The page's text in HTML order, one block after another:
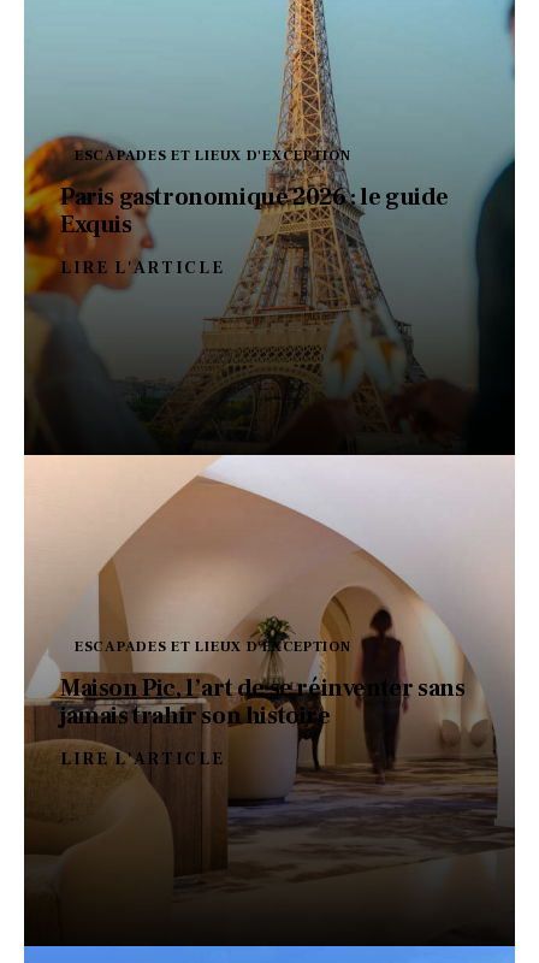
ESCAPADES ET LIEUX D'EXCEPTION
Paris gastronomique 2026 : le guide
Exquis
LIRE L'ARTICLE
ESCAPADES ET LIEUX D'EXCEPTION
Maison Pic, l’art de se réinventer sans
jamais trahir son histoire
LIRE L'ARTICLE